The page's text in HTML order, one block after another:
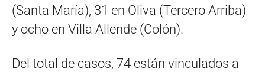
(Santa María), 31 en Oliva (Tercero Arriba)
y ocho en Villa Allende (Colón).
Del total de casos, 74 están vinculados a